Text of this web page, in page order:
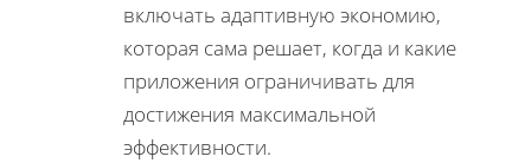
включать адаптивную экономию,
которая сама решает, когда и какие
приложения ограничивать для
достижения максимальной
эффективности.